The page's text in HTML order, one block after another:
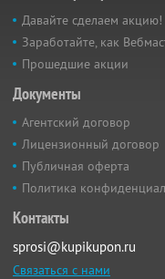
Давайте сделаем акцию!
Заработайте, как
Прошедшие акции
Документы
Агентский договор
Лицензионный договор
Публичная оферта
Политика
Контакты
sprosi@kupikupon.ru
Связаться с нами